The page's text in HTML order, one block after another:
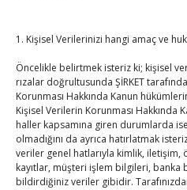
1. Kişisel Verilerinizi hangi amaç ve
Öncelikle belirtmek isteriz ki; kişisel
rızalar doğrultusunda ŞİRKET
Korunması Hakkında Kanun
Kişisel Verilerin Korunması Hakkında
haller kapsamına giren durumlarda
olmadığını da ayrıca hatırlatmak
veriler genel hatlarıyla kimlik, iletişim,
kayıtlar, müşteri işlem bilgileri,
bildirdiğiniz veriler gibidir.
15
20
21 22 23
27
28 29 30
« Nis
Haz »